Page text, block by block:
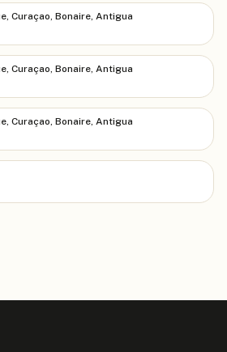
Curaçao, Bonaire, Antigua
Curaçao, Bonaire, Antigua
Curaçao, Bonaire, Antigua